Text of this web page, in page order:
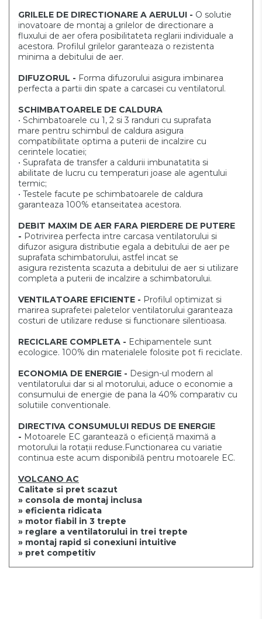
GRILELE DE DIRECTIONARE A AERULUI - O solutie
inovatoare de montaj a grilelor de directionare a
fluxului de aer ofera posibilitateta reglarii individuale a
acestora. Profilul grilelor garanteaza o rezistenta
minima a debitului de aer.
DIFUZORUL - Forma difuzorului asigura imbinarea
perfecta a partii din spate a carcasei cu ventilatorul.
SCHIMBATOARELE DE CALDURA
• Schimbatoarele cu 1, 2 si 3 randuri cu suprafata
mare pentru schimbul de caldura asigura
compatibilitate optima a puterii de incalzire cu
cerintele locatiei;
• Suprafata de transfer a caldurii imbunatatita si
abilitate de lucru cu temperaturi joase ale agentului
termic;
• Testele facute pe schimbatoarele de caldura
garanteaza 100% etanseitatea acestora.
DEBIT MAXIM DE AER FARA PIERDERE DE PUTERE
- Potrivirea perfecta intre carcasa ventilatorului si
difuzor asigura distributie egala a debitului de aer pe
suprafata schimbatorului, astfel incat se
asigura rezistenta scazuta a debitului de aer si utilizare
completa a puterii de incalzire a schimbatorului.
VENTILATOARE EFICIENTE - Profilul optimizat si
marirea suprafetei paletelor ventilatorului garanteaza
costuri de utilizare reduse si functionare silentioasa.
RECICLARE COMPLETA - Echipamentele sunt
ecologice. 100% din materialele folosite pot fi reciclate.
ECONOMIA DE ENERGIE - Design-ul modern al
ventilatorului dar si al motorului, aduce o economie a
consumului de energie de pana la 40% comparativ cu
solutiile conventionale.
DIRECTIVA CONSUMULUI REDUS DE ENERGIE
- Motoarele EC garantează o eficiență maximă a
motorului la rotații reduse.Functionarea cu variatie
continua este acum disponibilă pentru motoarele EC.
VOLCANO AC
Calitate si pret scazut
» consola de montaj inclusa
» eficienta ridicata
» motor fiabil in 3 trepte
» reglare a ventilatorului in trei trepte
» montaj rapid si conexiuni intuitive
» pret competitiv